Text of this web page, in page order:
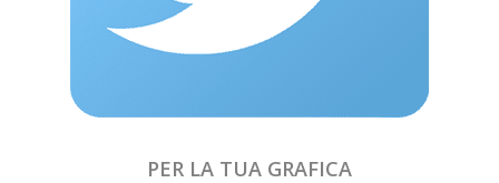
PER LA TUA GRAFICA